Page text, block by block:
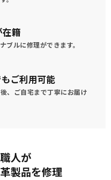
籍
ブルに修理ができます。
ご利用可能
、 ご自宅まで丁寧にお届け
人が
製品を修理